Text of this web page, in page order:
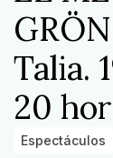
Talia.
20
Espectáculos